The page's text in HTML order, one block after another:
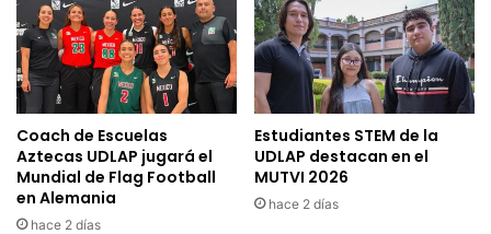
Coach de Escuelas
Aztecas UDLAP jugará el
Mundial de Flag Football
en Alemania
hace 2 días
Estudiantes STEM de la
UDLAP destacan en el
MUTVI 2026
hace 2 días